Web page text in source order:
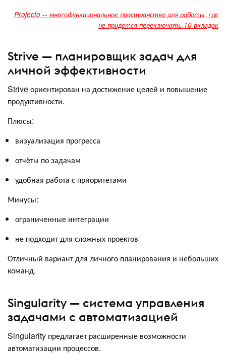
Projecto -- многофункциональное пространство для работы, где
не придется переключать 10 вкладок
Strive — планировщик задач для
личной эффективности
Strive ориентирован на достижение целей и повышение
продуктивности.
Плюсы:
визуализация прогресса
отчёты по задачам
удобная работа с приоритетами
Минусы:
ограниченные интеграции
не подходит для сложных проектов
Отличный вариант для личного планирования и небольших
команд.
Singularity — система управления
задачами с автоматизацией
Singularity предлагает расширенные возможности
автоматизации процессов.